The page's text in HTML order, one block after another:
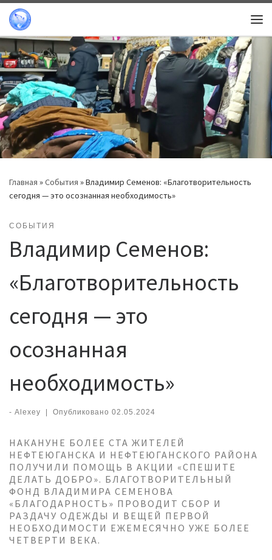
Перейти к содержимому
Главная »События »Владимир Семенов: «Благотворительность
сегодня — это осознанная необходимость»
СОБЫТИЯ
Владимир Семенов:
«Благотворительность
сегодня — это
осознанная
необходимость»
- Alexey | Опубликовано 02.05.2024
НАКАНУНЕ БОЛЕЕ СТА ЖИТЕЛЕЙ
НЕФТЕЮГАНСКА И НЕФТЕЮГАНСКОГО РАЙОНА
ПОЛУЧИЛИ ПОМОЩЬ В АКЦИИ «СПЕШИТЕ
ДЕЛАТЬ ДОБРО». БЛАГОТВОРИТЕЛЬНЫЙ
ФОНД ВЛАДИМИРА СЕМЕНОВА
«БЛАГОДАРНОСТЬ» ПРОВОДИТ СБОР И
РАЗДАЧУ ОДЕЖДЫ И ВЕЩЕЙ ПЕРВОЙ
НЕОБХОДИМОСТИ ЕЖЕМЕСЯЧНО УЖЕ БОЛЕЕ
ЧЕТВЕРТИ ВЕКА.